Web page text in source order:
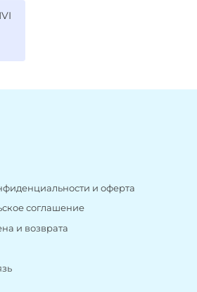
и оферта
соглашение
и возврата